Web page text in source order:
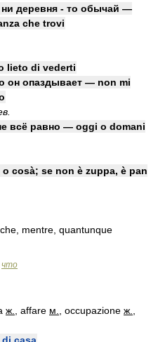
ни деревня - то обычай —
che trovi
lieto di vederti
он опаздывает — non mi
всё равно — oggi o domani
cosà; se non è zuppa, è pan
mentre, quantunque
что
ж. , affare м. , occupazione ж.